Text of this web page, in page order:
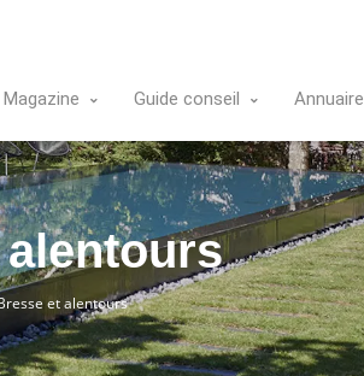
Magazine Guide conseil Annuaire
et alentours